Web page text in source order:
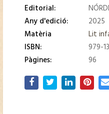
Editorial:
Any d'edició:
2025
Matèria
Lit
ISBN:
979-
Pàgines:
96